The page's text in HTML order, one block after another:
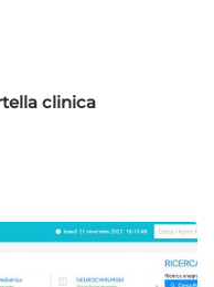
clinica